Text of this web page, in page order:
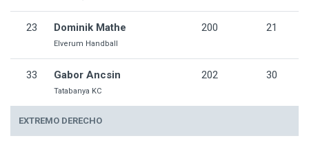
23 Dominik Mathe
Elverum Handball
200 21
33 Gabor Ancsin
Tatabanya KC
202 30
EXTREMO DERECHO